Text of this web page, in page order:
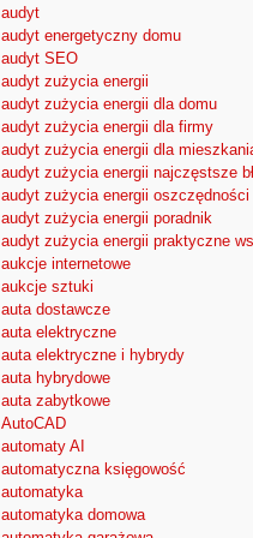
audyt
audyt energetyczny domu
audyt SEO
audyt zużycia energii
audyt zużycia energii dla domu
audyt zużycia energii dla firmy
audyt zużycia energii dla
audyt zużycia energii najczęstsze
audyt zużycia energii oszczędności
audyt zużycia energii poradnik
audyt zużycia energii praktyczne
aukcje internetowe
aukcje sztuki
auta dostawcze
auta elektryczne
auta elektryczne i hybrydy
auta hybrydowe
auta zabytkowe
AutoCAD
automaty AI
automatyczna księgowość
automatyka
automatyka domowa